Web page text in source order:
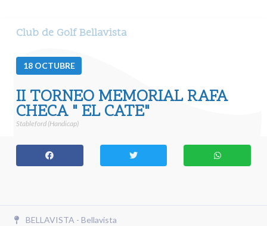
Club de Golf Bellavista
18 OCTUBRE
II TORNEO MEMORIAL RAFA
CHECA " EL CATE"
Stableford (Handicap)
BELLAVISTA - Bellavista